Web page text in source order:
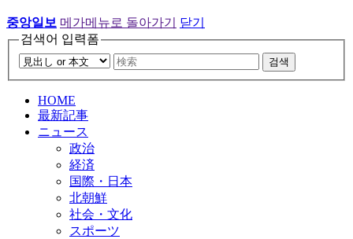
중앙일보 메가메뉴로 돌아가기
닫기
검색어 입력폼
검색
HOME
最新記事
ニュース
政治
経済
国際・日本
北朝鮮
社会・文化
スポーツ